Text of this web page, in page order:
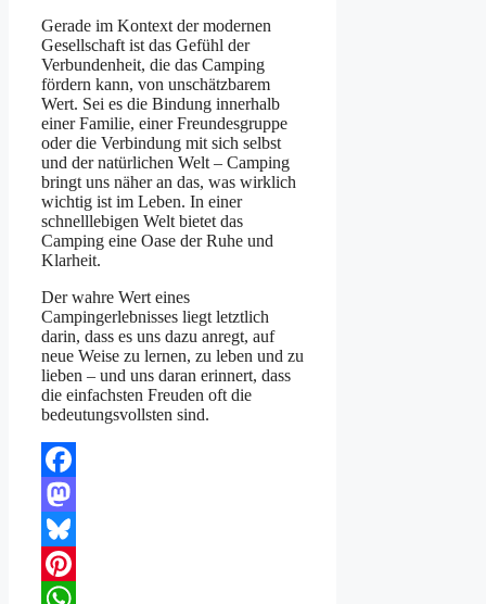
Gerade im Kontext der modernen
Gesellschaft ist das Gefühl der
Verbundenheit, die das Camping
fördern kann, von unschätzbarem
Wert. Sei es die Bindung innerhalb
einer Familie, einer Freundesgruppe
oder die Verbindung mit sich selbst
und der natürlichen Welt – Camping
bringt uns näher an das, was wirklich
wichtig ist im Leben. In einer
schnelllebigen Welt bietet das
Camping eine Oase der Ruhe und
Klarheit.
Der wahre Wert eines
Campingerlebnisses liegt letztlich
darin, dass es uns dazu anregt, auf
neue Weise zu lernen, zu leben und zu
lieben – und uns daran erinnert, dass
die einfachsten Freuden oft die
bedeutungsvollsten sind.
Facebook
Mastodon
Bluesky
Pinterest